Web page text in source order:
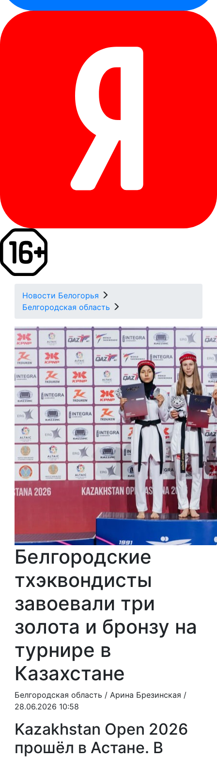
Новости Белогорья
Белгородская область
Белгородские
тхэквондисты
завоевали три
золота и бронзу на
турнире в
Казахстане
Белгородская область / Арина Брезинская /
28.06.2026 10:58
Kazakhstan Open 2026
прошёл в Астане. В